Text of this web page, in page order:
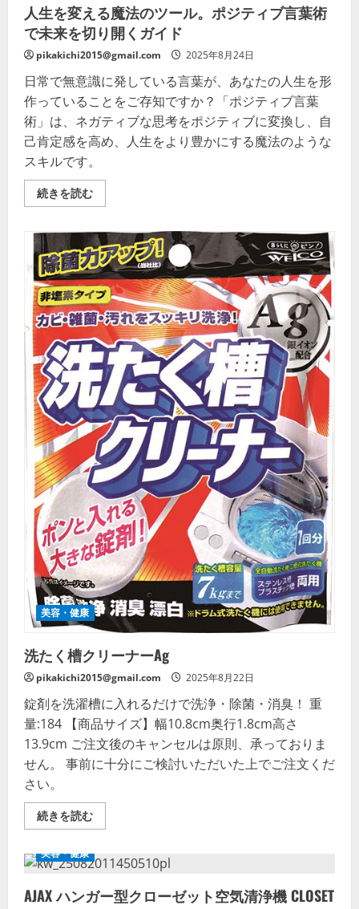
だ
さ
い
人生を変える魔法のツール。ポジティブ言葉術
で未来を切り開くガイド
pikakichi2015@gmail.com 2025年8月24日
日常で無意識に発している言葉が、あなたの人生を形
作っていることをご存知ですか？「ポジティブ言葉
術」は、ネガティブな思考をポジティブに変換し、自
己肯定感を高め、人生をより豊かにする魔法のような
スキルです。
続きを読む人
生
え
る
魔
法
の
ツ
ー
ル。
ポ
ジ
テ
ィ
ブ
言
葉
術
で
未
来
を
切
り
開
く
ガ
イ
ド
の
詳
細
を
ご
覧
く
だ
さ
美容・健康
洗たく槽クリーナーAg
pikakichi2015@gmail.com 2025年8月22日
錠剤を洗濯槽に入れるだけで洗浄・除菌・消臭！ 重
量:184 【商品サイズ】幅10.8cm奥行1.8cm高さ
13.9cm ご注文後のキャンセルは原則、承っておりま
せん。 事前に十分にご検討いただいた上でご注文くだ
さい。
続きを読む洗
た
ク
リ
ナ
ー
美容・健康
AJAX ハンガー型クローゼット空気清浄機 CLOSET